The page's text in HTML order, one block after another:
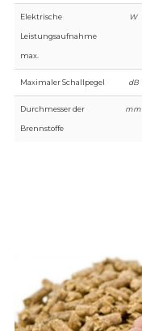
Elektrische
Leistungsaufnahme
max.
W
Maximaler Schallpegel dB
Durchmesser der
Brennstoffe
mm